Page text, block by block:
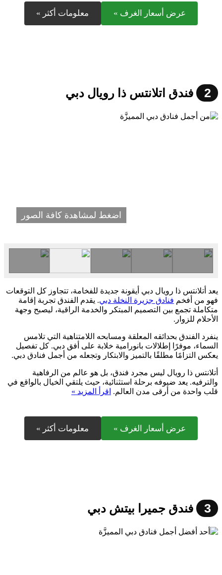
عرض أسعار الغرف » معلومات أكثر »
2 فندق اتلانتس ذا رويال دبي
اضغط لمشاهدة كافة الصور
يعد أتلانتس ذا رويال دبي أيقونة جديدة للفخامة، تتجاوز كل التوقعات
فهو من أفخم فنادق جزيرة النخلة دبي. يقدم الفندق تجربة إقامة
متكاملة تجمع بين التصميم المبتكر والخدمة الراقية، ليصبح وجهة
الأحلام للزوار.
ينفرد الفندق بحدائقه المعلقة ومسابحه اللامتناهية التي تلامس
السماء، موفرًا إطلالات بانورامية خلابة على أفق دبي. كل تفصيل
يعكس التزامًا مطلقًا بالتميز والابتكار وتجعله من أجمل فنادق دبي.
أتلانتس ذا رويال ليس مجرد فندق، بل هو عالم من الرفاهية
والترفيه. يعد ضيوفه برحلة استثنائية، حيث يلتقي الخيال بالواقع في
قلب واحدة من أرقى مدن العالم. اقرأ المزيد »
عرض أسعار الغرف » معلومات أكثر »
3 فندق جميرا بيتش دبي